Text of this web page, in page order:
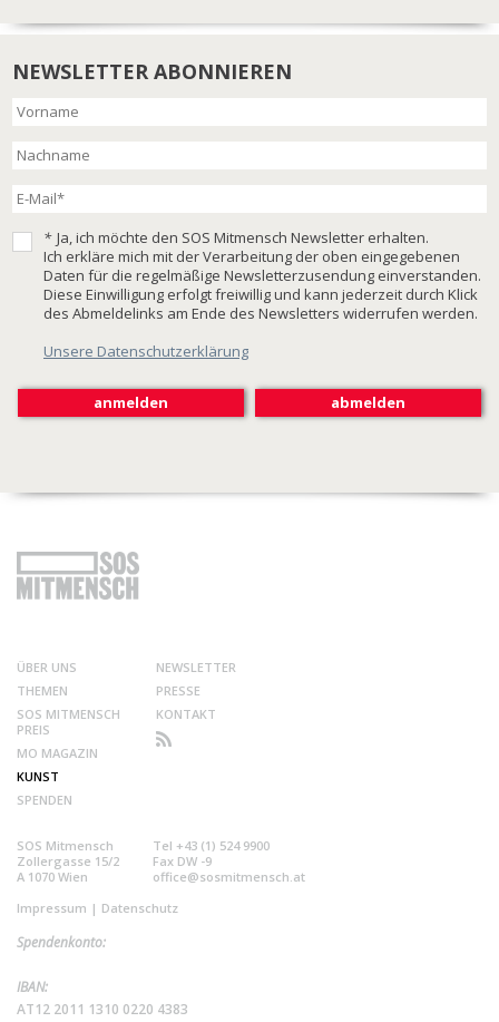
NEWSLETTER ABONNIEREN
* Ja, ich möchte den SOS Mitmensch Newsletter erhalten.
Ich erkläre mich mit der Verarbeitung der oben eingegebenen
Daten für die regelmäßige Newsletterzusendung einverstanden.
Diese Einwilligung erfolgt freiwillig und kann jederzeit durch Klick
des Abmeldelinks am Ende des Newsletters widerrufen werden.
Unsere Datenschutzerklärung
ÜBER UNS
THEMEN
SOS MITMENSCH
PREIS
MO MAGAZIN
KUNST
SPENDEN
NEWSLETTER
PRESSE
KONTAKT
SOS Mitmensch
Zollergasse 15/2
A 1070 Wien
Tel +43 (1) 524 9900
Fax DW -9
office@sosmitmensch.at
Impressum | Datenschutz
Spendenkonto:
IBAN:
AT12 2011 1310 0220 4383